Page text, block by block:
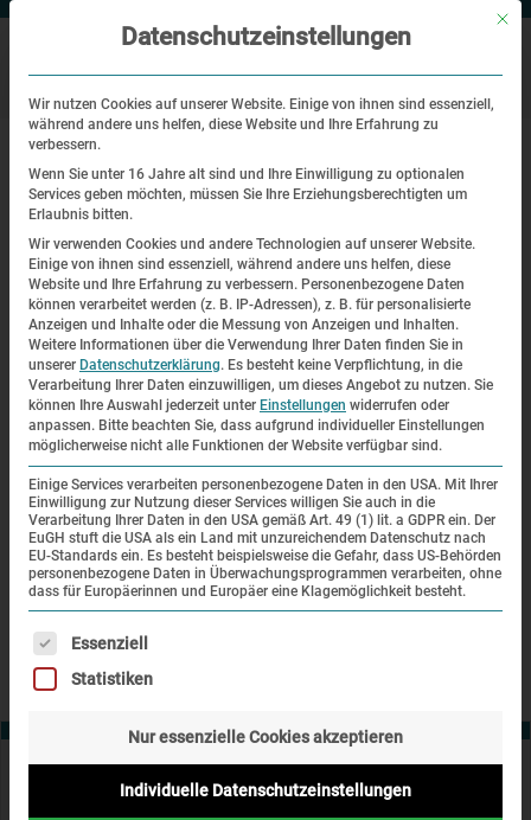
Startseite |
76. Jahrestag der Befreiung, Gedenken
Gedenken des Landesverbands der
Israelitischen Kultusgemeinden in
Bayern
| 02.05.2021 | 09:30—10:30
Die Übertragung des Gedenkens des Landesverbands der
Israelitischen Kultusgemeinden in Bayern ist über einen
Link auf unserer Website erreichbar.
zurück zur Übersicht
Mit
Datenschutzeinstellungen
Wir nutzen Cookies auf unserer Website. Einige von ihnen sind essenziell,
während andere uns helfen, diese Website und Ihre Erfahrung zu
verbessern.
Wenn Sie unter 16 Jahre alt sind und Ihre Einwilligung zu optionalen
Services geben möchten, müssen Sie Ihre Erziehungsberechtigten um
Erlaubnis bitten.
Wir verwenden Cookies und andere Technologien auf unserer Website.
Einige von ihnen sind essenziell, während andere uns helfen, diese
Website und Ihre Erfahrung zu verbessern. Personenbezogene Daten
können verarbeitet werden (z. B. IP-Adressen), z. B. für personalisierte
Anzeigen und Inhalte oder die Messung von Anzeigen und Inhalten.
Weitere Informationen über die Verwendung Ihrer Daten finden Sie in
unserer Datenschutzerklärung. Es besteht keine Verpflichtung, in die
Verarbeitung Ihrer Daten einzuwilligen, um dieses Angebot zu nutzen. Sie
können Ihre Auswahl jederzeit unter Einstellungen widerrufen oder
anpassen. Bitte beachten Sie, dass aufgrund individueller Einstellungen
möglicherweise nicht alle Funktionen der Website verfügbar sind.
Einige Services verarbeiten personenbezogene Daten in den USA. Mit Ihrer
Einwilligung zur Nutzung dieser Services willigen Sie auch in die
Verarbeitung Ihrer Daten in den USA gemäß Art. 49 (1) lit. a GDPR ein. Der
EuGH stuft die USA als ein Land mit unzureichendem Datenschutz nach
EU-Standards ein. Es besteht beispielsweise die Gefahr, dass US-Behörden
personenbezogene Daten in Überwachungsprogrammen verarbeiten, ohne
dass für Europäerinnen und Europäer eine Klagemöglichkeit besteht.
Es folgt eine Liste der Service-Gruppen, für die eine
Essenziell
Statistiken
Nur essenzielle Cookies akzeptieren
Individuelle Datenschutzeinstellungen